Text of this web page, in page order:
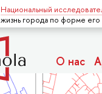
Национальный
жизнь города по форме его
О нас